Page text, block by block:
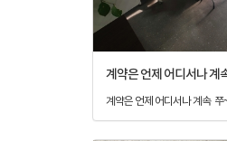
계약은 언제 어디서나 계속